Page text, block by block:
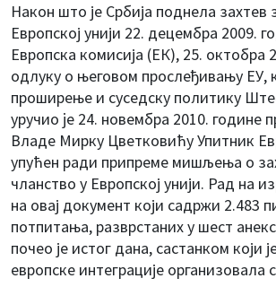
Након што је Србија поднела захтев
Европској унији 22. децембра 2009.
Европска комисија (ЕК), 25. октобра
одлуку о његовом прослеђивању ЕУ,
проширење и суседску политику
уручио jе 24. новембра 2010. године
Владе Мирку Цветковићу Упитник
упућен ради припреме мишљења о
чланство у Европској унији. Рад на
на овај документ који садржи 2.483
потпитања, разврстаних у шест
почео је истог дана, састанком који
европске интеграције организовала